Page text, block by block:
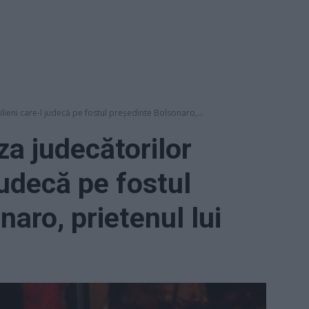
care-l judecă pe fostul președinte Bolsonaro,...
judecătorilor
pe fostul
prietenul lui